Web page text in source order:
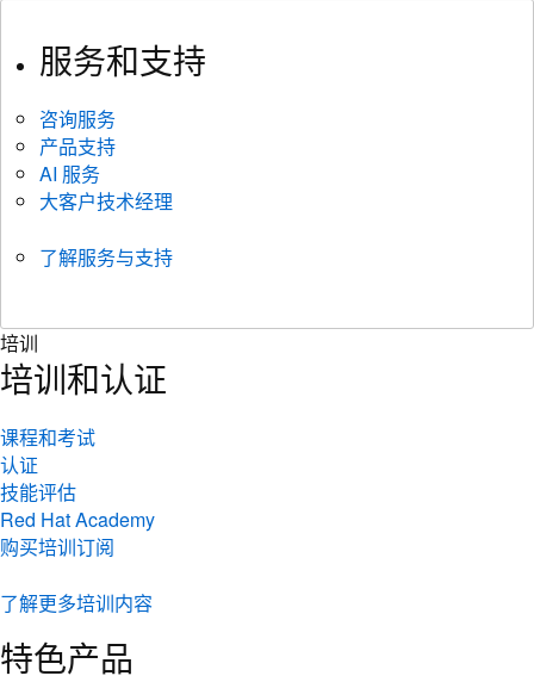
服务和支持
咨询服务
产品支持
AI 服务
大客户技术经理
了解服务与支持
培训
培训和认证
课程和考试
认证
技能评估
Red Hat Academy
购买培训订阅
了解更多培训内容
特色产品